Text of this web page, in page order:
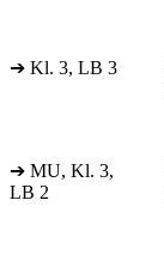
➔ Kl. 3, LB 3
➔ MU, Kl. 3,
LB 2